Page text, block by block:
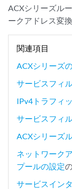
ACXシリーズル
ークアドレス変
関連項目
ACXシリーズ
サービスフィ
IPv4トラフィ
サービスフィ
ACXシリーズ
ネットワーク
プールの設定
サービスイン